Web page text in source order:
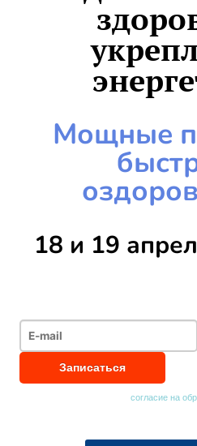
Мощные
18 и 19
Нажимая на кнопку, я даюсогласие на